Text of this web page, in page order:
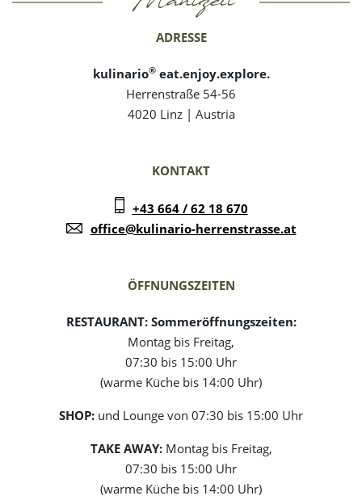
ADRESSE
kulinario®eat.enjoy.explore.
Herrenstraße 54-56
4020 Linz | Austria
KONTAKT
+43 664 / 62 18 670
office@kulinario-herrenstrasse.at
ÖFFNUNGSZEITEN
RESTAURANT: Sommeröffnungszeiten:
Montag bis Freitag,
07:30 bis 15:00 Uhr
(warme Küche bis 14:00 Uhr)
SHOP: und Lounge von 07:30 bis 15:00 Uhr
TAKE AWAY:Montag bis Freitag,
07:30 bis 15:00 Uhr
(warme Küche bis 14:00 Uhr)